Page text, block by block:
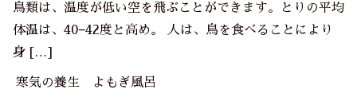
鳥類は、温度が低い空を飛ぶことができます。とりの平均
体温は、40−42度と高め。 人は、鳥を食べることにより
身 […]
寒気の養生 よもぎ風呂